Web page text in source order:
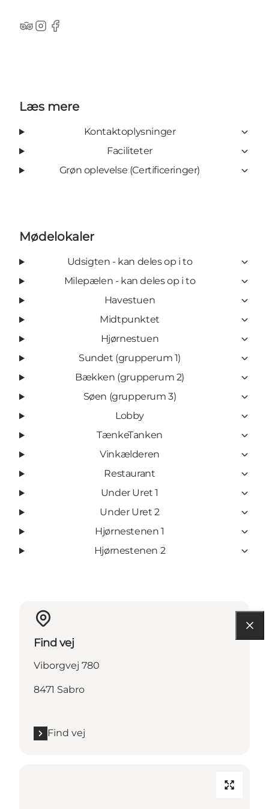
Tripadvisor
Instagram
Facebook
Læs mere
Kontaktoplysninger
Faciliteter
Grøn oplevelse (Certificeringer)
Mødelokaler
Udsigten - kan deles op i to
Milepælen - kan deles op i to
Havestuen
Midtpunktet
Hjørnestuen
Sundet (grupperum 1)
Bækken (grupperum 2)
Søen (grupperum 3)
Lobby
TænkeTanken
Vinkælderen
Restaurant
Under Uret 1
Under Uret 2
Hjørnestenen 1
Hjørnestenen 2
Find vej
Viborgvej 780
8471 Sabro
Find vej